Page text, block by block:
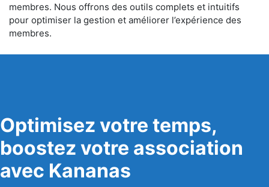
membres. Nous offrons des outils complets et intuitifs
pour optimiser la gestion et améliorer l’expérience des
membres.
Optimisez votre temps,
boostez votre association
avec Kananas